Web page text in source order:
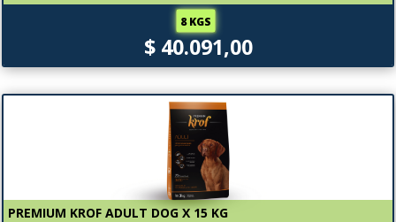
8 KGS
$ 40.091,00
PREMIUM KROF ADULT DOG X 15 KG